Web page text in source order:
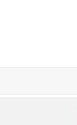
про можливу